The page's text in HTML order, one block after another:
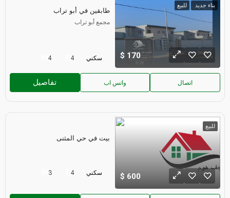
بناء جديد للبيع
170
طابقين في أبو تراب
مجمع أبو تراب
4 4 سكني
تفاصيل واتس اب اتصال
للبيع
600
بيت في حي المثنى
3 4 سكني